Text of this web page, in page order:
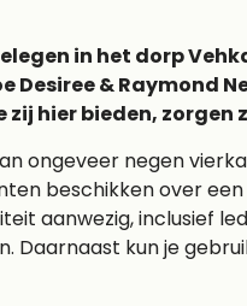
in het dorp
Desiree & Raymond
hier bieden, zorgen
ongeveer negen
beschikken over
aanwezig, inclusief
Daarnaast kun je